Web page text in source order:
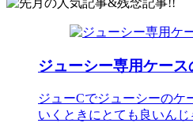
ジューシー専用ケース
ジューCでジューシーのケ
いくときにとても良いん